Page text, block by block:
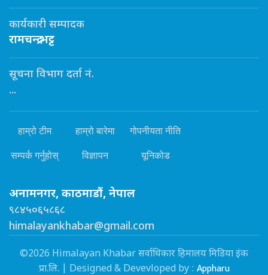
कार्यकारी सम्पादक
रामचन्द्र भट्ट
सूचना विभाग दर्ता नं.
...
हाम्रो टीम हाम्रो बारेमा गोपनीयता नीति
सम्पर्क गर्नुहोस् विज्ञापन यूनिकोड
अनामनगर, काठमाडौं, नेपाल
९८४५०६५८६८
himalayankhabar@gmail.com
©2026 Himalayan Khabar सर्वाधिकार हिमालय मिडिया इंक
प्रा.लि. | Designed & Devevloped by : Appharu